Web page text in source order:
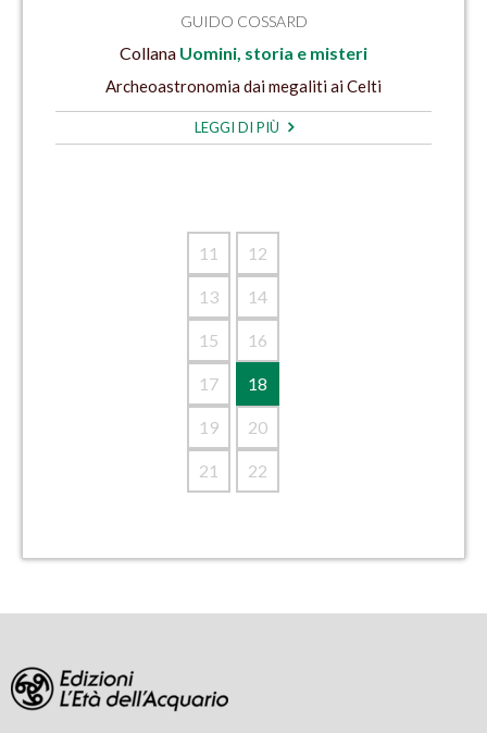
GUIDO COSSARD
Collana Uomini, storia e misteri
Archeoastronomia dai megaliti ai Celti
LEGGI DI PIÙ
11 12
13 14
15 16
17 18
19 20
21 22